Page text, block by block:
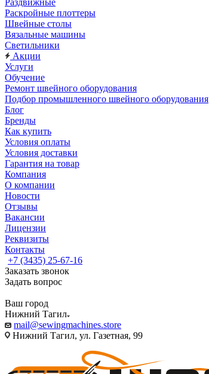
Раздвижные
Раскройные плоттеры
Швейные столы
Вязальные машины
Светильники
Акции
Услуги
Обучение
Ремонт швейного оборудования
Подбор промышленного швейного оборудования
Блог
Бренды
Как купить
Условия оплаты
Условия доставки
Гарантия на товар
Компания
О компании
Новости
Отзывы
Вакансии
Лицензии
Реквизиты
Контакты
+7 (3435) 25-67-16
Заказать звонок
Задать вопрос
Ваш город
Нижний Тагил
mail@sewingmachines.store
Нижний Тагил, ул. Газетная, 99